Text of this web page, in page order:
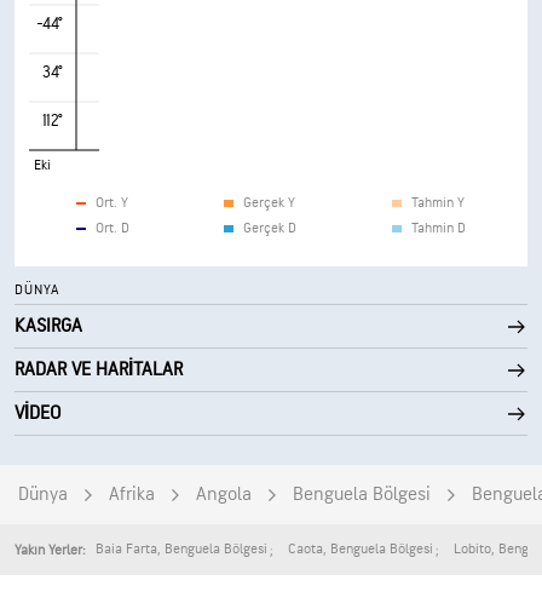
-44°
34°
112°
Eki
Ort. Y
Ort. D
Gerçek Y
Gerçek D
Tahmin Y
Tahmin D
DÜNYA
KASIRGA
RADAR VE HARITALAR
VIDEO
Dünya Afrika Angola Benguela Bölgesi
Yakın Yerler: Baia Farta, Benguela Bölgesi Caota, Benguela Bölgesi Lobito,